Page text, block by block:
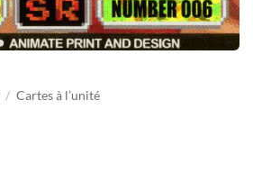
/ Cartes à l’unité